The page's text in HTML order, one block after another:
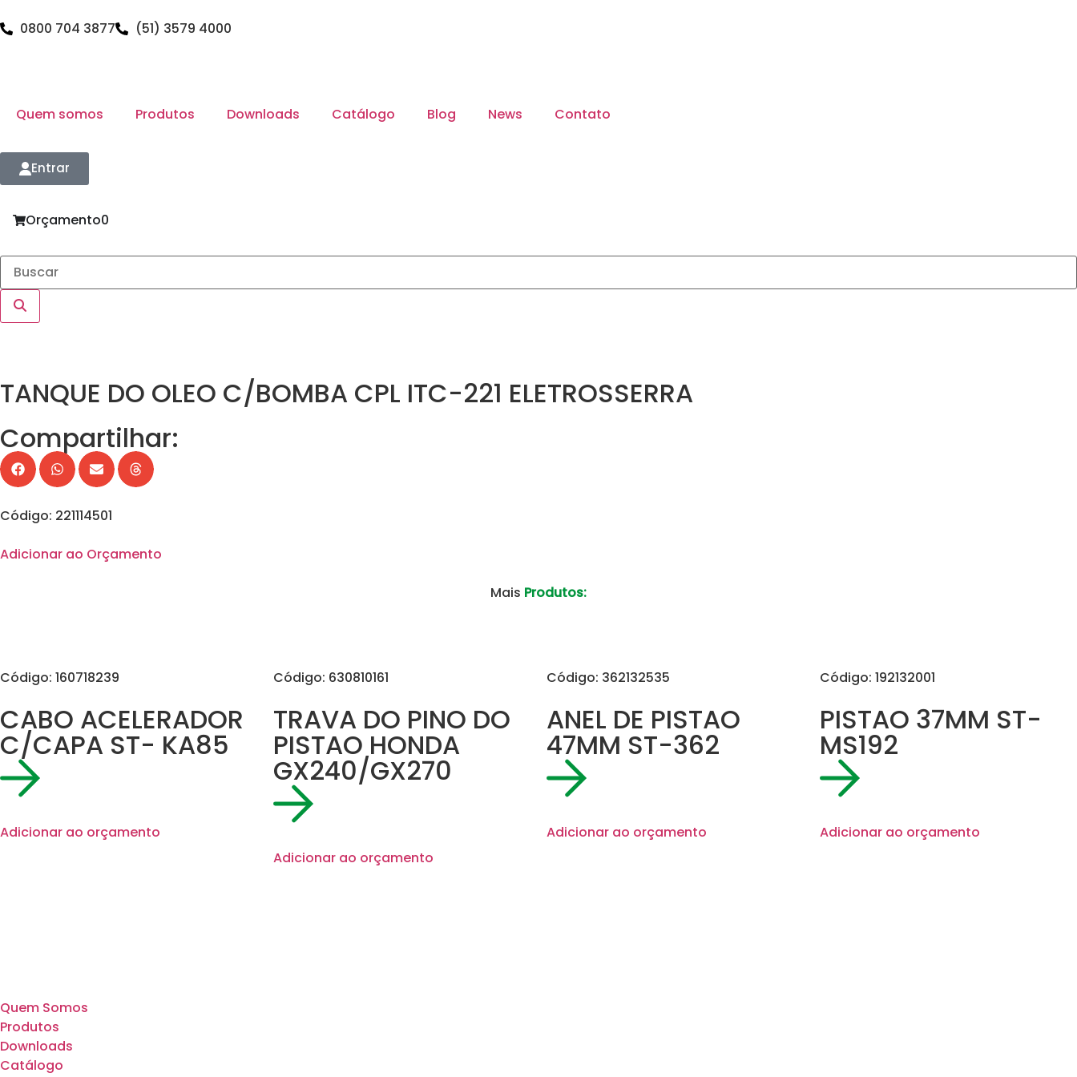
0800 704 3877 (51) 3579 4000
Quem somos Produtos Downloads Catálogo Blog News Contato
Entrar
Orçamento0
TANQUE DO OLEO C/BOMBA CPL ITC-221 ELETROSSERRA
Compartilhar:
Código: 221114501
Adicionar ao Orçamento
Mais Produtos:
Código: 160718239
CABO ACELERADOR
C/CAPA ST- KA85
Adicionar ao orçamento
Código: 630810161
TRAVA DO PINO DO
PISTAO HONDA
GX240/GX270
Adicionar ao orçamento
Código: 362132535
ANEL DE PISTAO
47MM ST-362
Adicionar ao orçamento
Código: 192132001
PISTAO 37MM ST-
MS192
Adicionar ao orçamento
Quem Somos
Produtos
Downloads
Catálogo